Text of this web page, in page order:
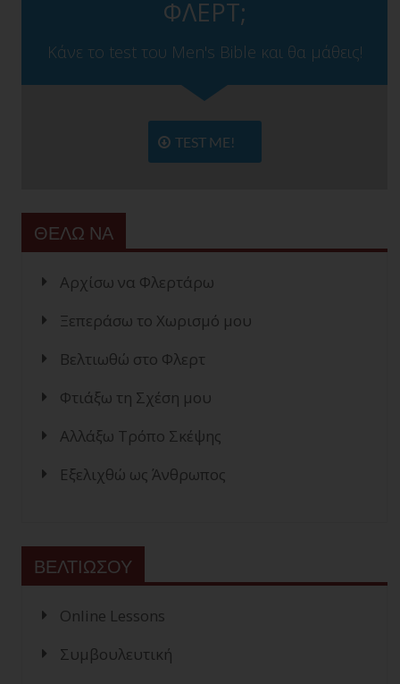
ΦΛΕΡΤ;
Κάνε το test του Men's Bible και θα μάθεις!
TEST ME!
ΘΕΛΩ ΝΑ
Αρχίσω να Φλερτάρω
Ξεπεράσω το Χωρισμό μου
Βελτιωθώ στο Φλερτ
Φτιάξω τη Σχέση μου
Αλλάξω Τρόπο Σκέψης
Εξελιχθώ ως Άνθρωπος
ΒΕΛΤΙΩΣΟΥ
Online Lessons
Συμβουλευτική